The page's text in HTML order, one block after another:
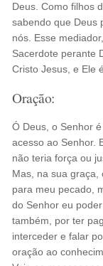
Deus. Como filhos
sabendo que Deus
nós. Esse
Sacerdote perante
Cristo Jesus, e Ele
Oração:
Ó Deus, o Senhor
acesso ao Senhor.
não teria força ou
Mas, na sua graça,
para meu pecado,
do Senhor eu
também, por ter
interceder e falar
oração ao